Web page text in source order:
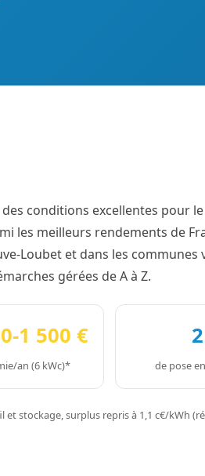
conditions excellentes pour le
les meilleurs rendements de
Loubet et dans les communes
gérées de A à Z.
1 500 €
an (6 kWc)* de pose
stockage, surplus repris à 1,1 c€/kWh